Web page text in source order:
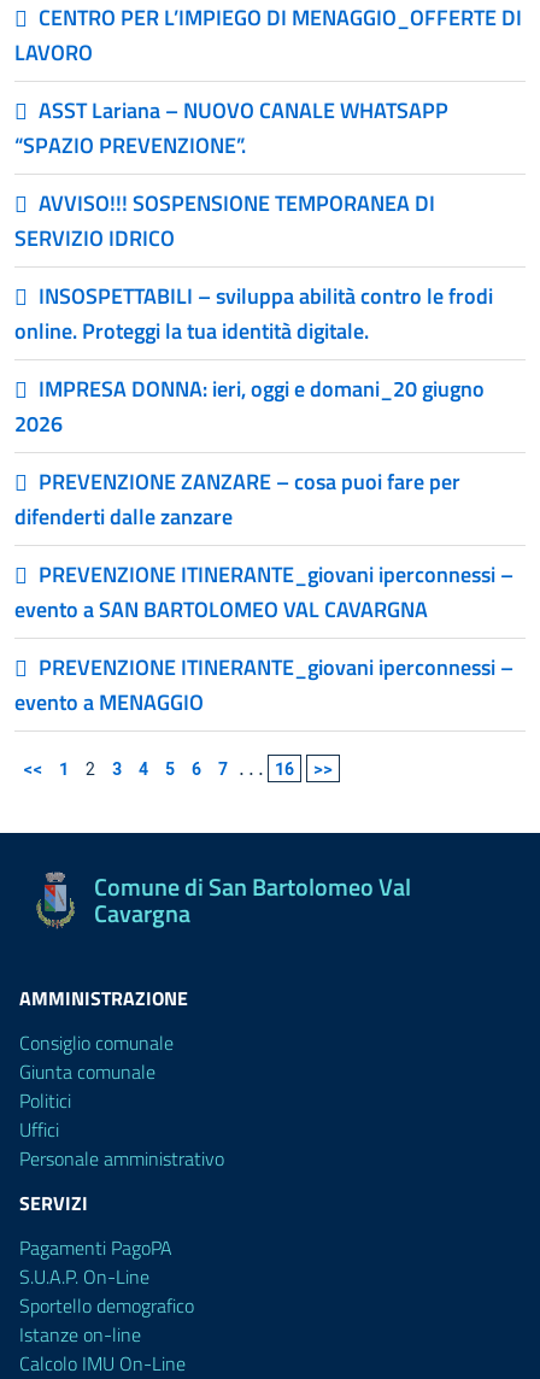
CENTRO PER L’IMPIEGO DI MENAGGIO_OFFERTE DI
LAVORO
ASST Lariana – NUOVO CANALE WHATSAPP
“SPAZIO PREVENZIONE”.
AVVISO!!! SOSPENSIONE TEMPORANEA DI
SERVIZIO IDRICO
INSOSPETTABILI – sviluppa abilità contro le frodi
online. Proteggi la tua identità digitale.
IMPRESA DONNA: ieri, oggi e domani_20 giugno
2026
PREVENZIONE ZANZARE – cosa puoi fare per
difenderti dalle zanzare
PREVENZIONE ITINERANTE_giovani iperconnessi –
evento a SAN BARTOLOMEO VAL CAVARGNA
PREVENZIONE ITINERANTE_giovani iperconnessi –
evento a MENAGGIO
<< 1 2 3 4 5 6 7 ... 16 >>
Comune di San Bartolomeo Val
Cavargna
AMMINISTRAZIONE
Consiglio comunale
Giunta comunale
Politici
Uffici
Personale amministrativo
SERVIZI
Pagamenti PagoPA
S.U.A.P. On-Line
Sportello demografico
Istanze on-line
Calcolo IMU On-Line